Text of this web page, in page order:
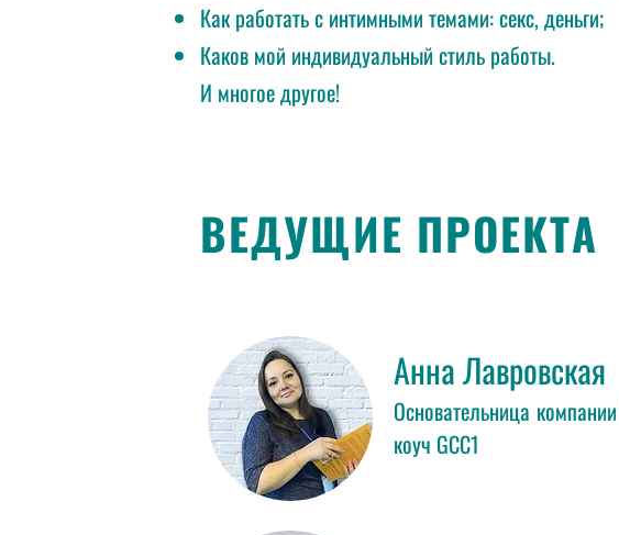
Как работать с интимными темами: секс, деньги;
Каков мой индивидуальный стиль работы.
И многое другое!
ВЕДУЩИЕ ПРОЕКТА
Анна Лавровская
Основательница
коуч GCC1